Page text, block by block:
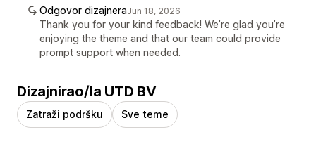
Odgovor dizajneraJun 18, 2026
Thank you for your kind feedback! We’re glad you’re
enjoying the theme and that our team could provide
prompt support when needed.
Dizajnirao/la UTD BV
Zatraži podršku Sve teme